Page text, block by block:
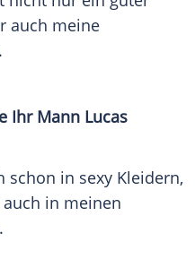
auch meine
Ihr Mann Lucas
schon in sexy Kleidern,
in meinen